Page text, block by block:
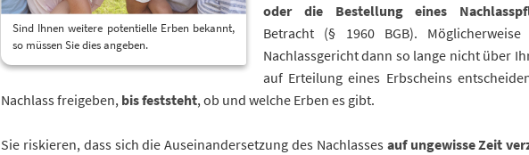
Sind Ihnen weitere potentielle Erben bekannt,
so müssen Sie dies angeben.
oder die Bestellung eines
Betracht (§ 1960 BGB).
Nachlassgericht dann so lange nicht über
auf Erteilung eines Erbscheins
Nachlass freigeben, bis feststeht, ob und welche Erben es gibt.
Sie riskieren, dass sich die Auseinandersetzung des Nachlasses auf ungewisse Zeit